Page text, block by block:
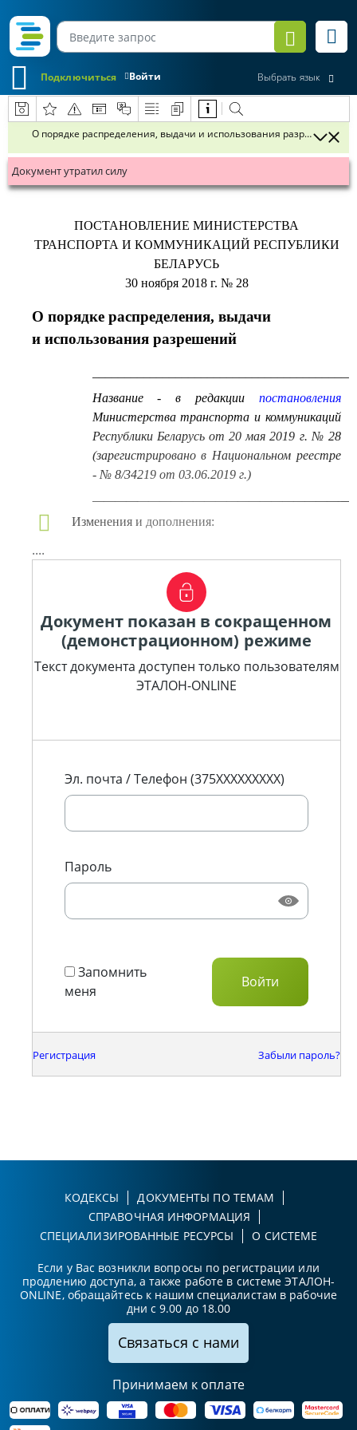
Войти
Подключиться Выбрать язык
О порядке распределения, выдачи и использования разрешений
Документ утратил силу
ПОСТАНОВЛЕНИЕ МИНИСТЕРСТВА
ТРАНСПОРТА И КОММУНИКАЦИЙ РЕСПУБЛИКИ
БЕЛАРУСЬ
30 ноября 2018 г. № 28
О порядке распределения, выдачи
и использования разрешений
Название - в редакции постановления
Министерства транспорта и коммуникаций
Республики Беларусь от 20 мая 2019 г. № 28
(зарегистрировано в Национальном реестре
- № 8/34219 от 03.06.2019 г.)
Изменения и дополнения:
....
Документ показан в сокращенном
(демонстрационном) режиме
Текст документа доступен только пользователям
ЭТАЛОН-ONLINE
Эл. почта / Телефон (375XXXXXXXXX)
Пароль
Запомнить
меня
Регистрация Забыли пароль?
КОДЕКСЫ
ДОКУМЕНТЫ ПО ТЕМАМ
СПРАВОЧНАЯ ИНФОРМАЦИЯ
СПЕЦИАЛИЗИРОВАННЫЕ РЕСУРСЫ
О СИСТЕМЕ
Если у Вас возникли вопросы по регистрации или
продлению доступа, а также работе в системе ЭТАЛОН-
ONLINE, обращайтесь к нашим специалистам в рабочие
дни с 9.00 до 18.00
Связаться с нами
Принимаем к оплате